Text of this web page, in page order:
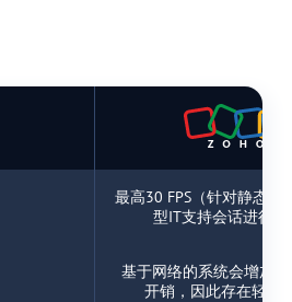
最高30 FPS（针对静态UI
型IT支持会话进行
基于网络的系统会增加
开销，因此存在轻微